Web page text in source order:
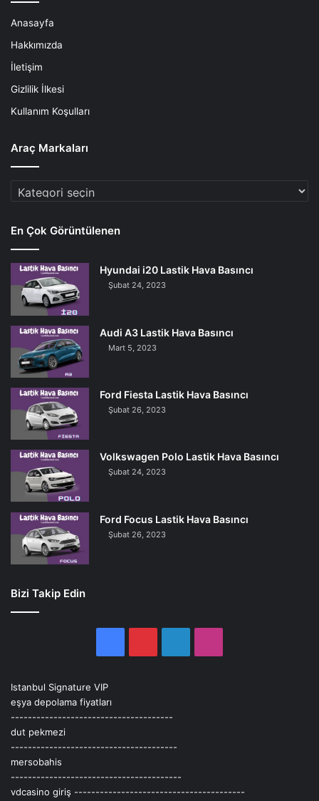
Anasayfa
Hakkımızda
İletişim
Gizlilik İlkesi
Kullanım Koşulları
Araç Markaları
Araç
En Çok Görüntülenen
Hyundai i20 Lastik Hava Basıncı
Şubat 24, 2023
Audi A3 Lastik Hava Basıncı
Mart 5, 2023
Ford Fiesta Lastik Hava Basıncı
Şubat 26, 2023
Volkswagen Polo Lastik Hava Basıncı
Şubat 24, 2023
Ford Focus Lastik Hava Basıncı
Şubat 26, 2023
Bizi Takip Edin
Istanbul Signature VIP
eşya depolama fiyatları
--------------------------------------
dut pekmezi
---------------------------------------
mersobahis
----------------------------------------
vdcasino giriş ----------------------------------------